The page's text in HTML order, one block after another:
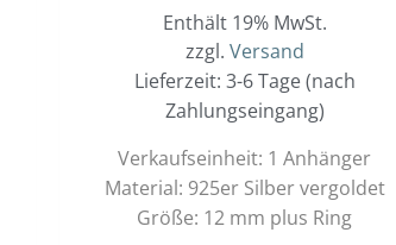
Enthält 19% MwSt.
zzgl. Versand
Lieferzeit: 3-6 Tage (nach
Zahlungseingang)
Verkaufseinheit: 1 Anhänger
Material: 925er Silber vergoldet
Größe: 12 mm plus Ring